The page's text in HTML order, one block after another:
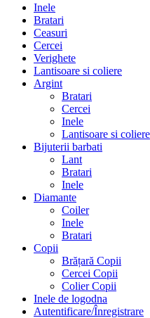
Inele
Bratari
Ceasuri
Cercei
Verighete
Lantisoare si coliere
Argint
Bratari
Cercei
Inele
Lantisoare si coliere
Bijuterii barbati
Lant
Bratari
Inele
Diamante
Coiler
Inele
Bratari
Copii
Brățară Copii
Cercei Copii
Colier Copii
Inele de logodna
Autentificare/Înregistrare